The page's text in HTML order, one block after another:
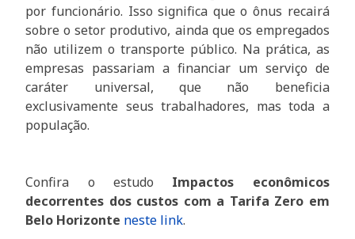
por funcionário. Isso significa que o ônus recairá
sobre o setor produtivo, ainda que os empregados
não utilizem o transporte público. Na prática, as
empresas passariam a financiar um serviço de
caráter universal, que não beneficia
exclusivamente seus trabalhadores, mas toda a
população.
Confira o estudo Impactos econômicos
decorrentes dos custos com a Tarifa Zero em
Belo Horizonte neste link.